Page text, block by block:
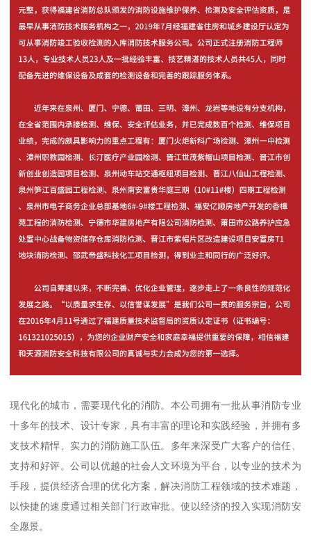
现代化的城市，需要现代化的消防。本公司拥有一批从事消防专业
十多年的技术、设计专家，具有丰富的理论和实践经验，并拥有多
支技术精悍、实力的消防施工队伍。多年来深受广大客户的信任、
支持和好评。公司以优越的社会人文环境为平台，以专业的技术为
手段，提供经济合理的优化方案，解决消防工程领域的技术难题，
以快捷的速度通过相关部门行政审批。使以经济的投入实现消防安
全愿景。